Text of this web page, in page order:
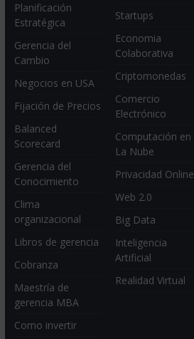
Planificación
Estratégica
Gerencia del
Cambio
Negocios en USA
Fijación de Precios
Balanced
Scorecard
Gerencia del
Conocimiento
Clima
organizacional
Libros de gerencia
Cobranza
Maestría de
gerencia MBA
Como invertir
Startups
Economia
Colaborativa
Criptomonedas
Comercio
Electrónico
Computación en
La Nube
Privacidad Online
Web 2.0
Big Data
Inteligencia
Artificial
Realidad Virtual